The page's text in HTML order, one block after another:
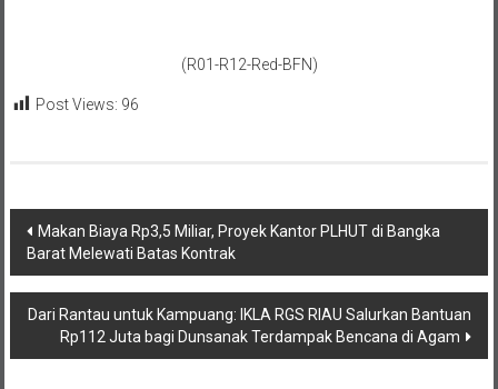
(R01-R12-Red-BFN)
Post Views: 96
Navigasi
pos
Makan Biaya Rp3,5 Miliar, Proyek Kantor PLHUT di Bangka
Barat Melewati Batas Kontrak
Dari Rantau untuk Kampuang: IKLA RGS RIAU Salurkan Bantuan
Rp112 Juta bagi Dunsanak Terdampak Bencana di Agam